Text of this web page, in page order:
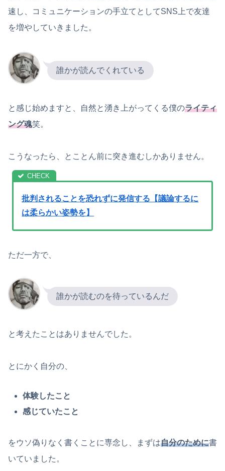
速し、コミュニケーションの手立てとしてSNS上で友達
を増やしていきました。
誰かが読んでくれている
と感じ始めますと、自然と湧き上がってくる僕のライティ
ング魂笑。
こうなったら、とことん前に突き進むしかありません。
批判されることを恐れずに発信する【議論するに
は柔らかい姿勢を】
ただ一方で、
誰かが読むのを待っているんだ
と考えたことはありませんでした。
とにかく自分の、
体験したこと
感じていたこと
をウソ偽りなく書くことに専念し、まずは自分のために書
いていました。